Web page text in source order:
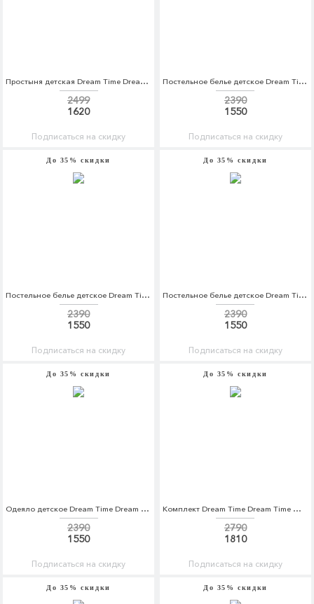
Простыня детская Dream Time Dream Time MP002XU0DZ6L
2499
1620
Подписаться на скидку
Постельное белье детское Dream Time Dream Time MP002XC005UW
2390
1550
Подписаться на скидку
До 35% скидки
Постельное белье детское Dream Time Dream Time MP002XC005UZ
2390
1550
Подписаться на скидку
До 35% скидки
Постельное белье детское Dream Time Dream Time MP002XC005UR
2390
1550
Подписаться на скидку
До 35% скидки
Одеяло детское Dream Time Dream Time MP002XC003P8
2390
1550
Подписаться на скидку
До 35% скидки
Комплект Dream Time Dream Time MP002XU0DZ6J
2790
1810
Подписаться на скидку
До 35% скидки До 35% скидки